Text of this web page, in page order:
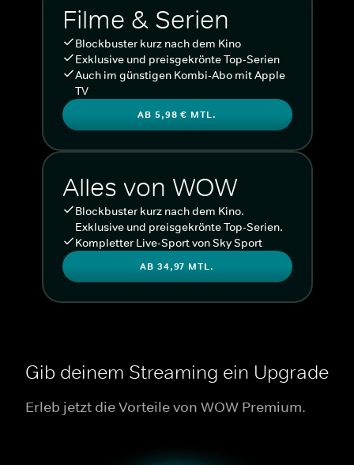
Filme & Serien
Blockbuster kurz nach dem Kino
Exklusive und preisgekrönte Top-Serien
Auch im günstigen Kombi-Abo mit Apple
TV
AB 5,98 € MTL.
Alles von WOW
Blockbuster kurz nach dem Kino.
Exklusive und preisgekrönte Top-Serien.
Kompletter Live-Sport von Sky Sport
AB 34,97 MTL.
Gib deinem Streaming ein Upgrade
Erleb jetzt die Vorteile von WOW Premium.